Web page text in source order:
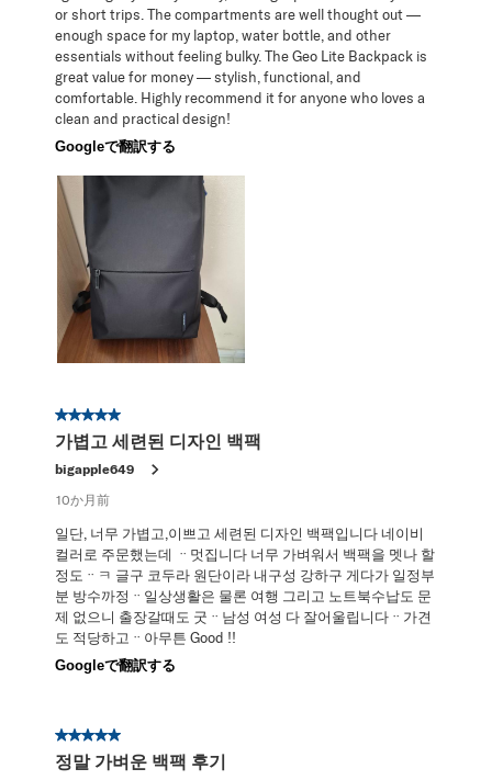
or short trips. The compartments are well thought out —
enough space for my laptop, water bottle, and other
essentials without feeling bulky. The Geo Lite Backpack is
great value for money — stylish, functional, and
comfortable. Highly recommend it for anyone who loves a
clean and practical design!
Googleで翻訳する
星5／5個です。
가볍고 세련된 디자인 백팩
bigapple649
10か月前
일단, 너무 가볍고,이쁘고 세련된 디자인 백팩입니다 네이비
컬러로 주문했는데 ᆢ멋집니다 너무 가벼워서 백팩을 멧나 할
정도ᆢㅋ 글구 코두라 원단이라 내구성 강하구 게다가 일정부
분 방수까정ᆢ일상생활은 물론 여행 그리고 노트북수납도 문
제 없으니 출장갈때도 굿ᆢ남성 여성 다 잘어울립니다ᆢ가견
도 적당하고ᆢ아무튼 Good !!
Googleで翻訳する
星5／5個です。
정말 가벼운 백팩 후기